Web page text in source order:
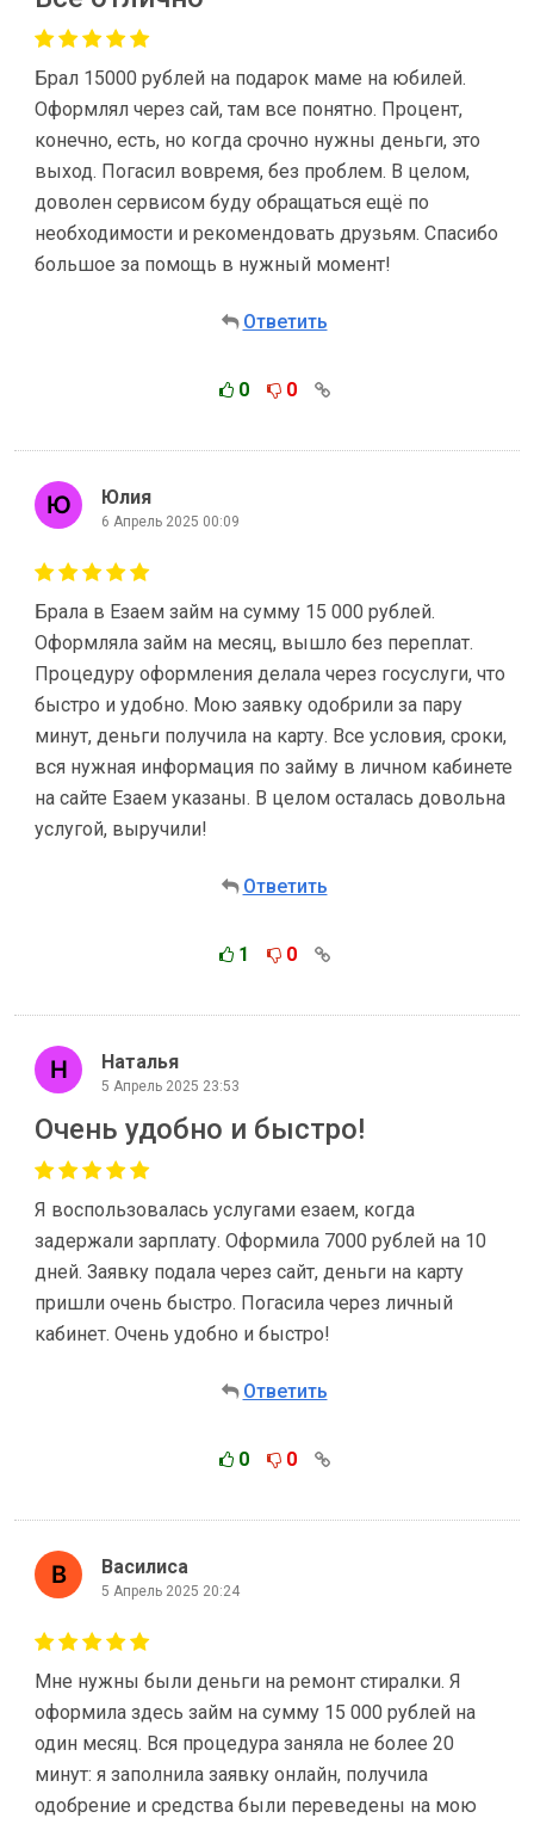
Брал 15000 рублей на подарок маме на юбилей.
Оформлял через сай, там все понятно. Процент,
конечно, есть, но когда срочно нужны деньги, это
выход. Погасил вовремя, без проблем. В целом,
доволен сервисом буду обращаться ещё по
необходимости и рекомендовать друзьям. Спасибо
большое за помощь в нужный момент!
Ответить
0 0
Юлия
6 Апрель 2025 00:09
Брала в Езаем займ на сумму 15 000 рублей.
Оформляла займ на месяц, вышло без переплат.
Процедуру оформления делала через госуслуги, что
быстро и удобно. Мою заявку одобрили за пару
минут, деньги получила на карту. Все условия, сроки,
вся нужная информация по займу в личном кабинете
на сайте Езаем указаны. В целом осталась довольна
услугой, выручили!
Ответить
1 0
Наталья
5 Апрель 2025 23:53
Очень удобно и быстро!
Я воспользовалась услугами езаем, когда
задержали зарплату. Оформила 7000 рублей на 10
дней. Заявку подала через сайт, деньги на карту
пришли очень быстро. Погасила через личный
кабинет. Очень удобно и быстро!
Ответить
0 0
Василиса
5 Апрель 2025 20:24
Мне нужны были деньги на ремонт стиралки. Я
оформила здесь займ на сумму 15 000 рублей на
один месяц. Вся процедура заняла не более 20
минут: я заполнила заявку онлайн, получила
одобрение и средства были переведены на мою